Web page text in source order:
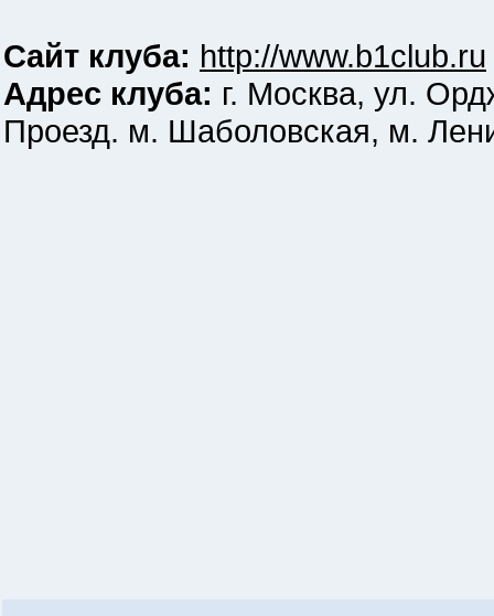
Сайт клуба: http://www.b1club.ru
Адрес клуба: г. Москва, ул.
Проезд. м. Шаболовская, м.